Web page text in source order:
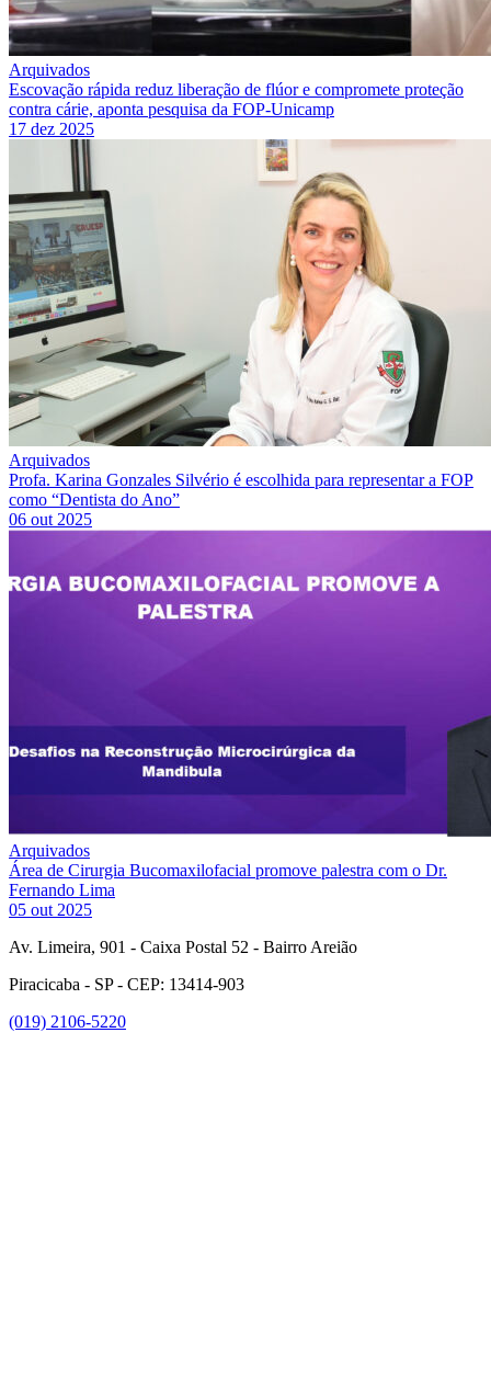
Arquivados
Escovação rápida reduz liberação de flúor e compromete proteção
contra cárie, aponta pesquisa da FOP-Unicamp
17 dez 2025
Arquivados
Profa. Karina Gonzales Silvério é escolhida para representar a FOP
como “Dentista do Ano”
06 out 2025
Arquivados
Área de Cirurgia Bucomaxilofacial promove palestra com o Dr.
Fernando Lima
05 out 2025
Av. Limeira, 901 - Caixa Postal 52 - Bairro Areião
Piracicaba - SP - CEP: 13414-903
(019) 2106-5220